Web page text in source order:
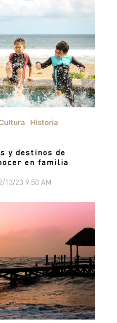
Historia
y destinos de
en familia
13/23 9:50 AM